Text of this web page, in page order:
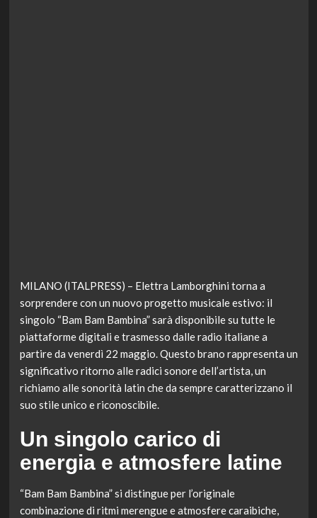
MILANO (ITALPRESS) – Elettra Lamborghini torna a
sorprendere con un nuovo progetto musicale estivo: il
singolo “Bam Bam Bambina” sarà disponibile su tutte le
piattaforme digitali e trasmesso dalle radio italiane a
partire da venerdì 22 maggio. Questo brano rappresenta un
significativo ritorno alle radici sonore dell’artista, un
richiamo alle sonorità latin che da sempre caratterizzano il
suo stile unico e riconoscibile.
Un singolo carico di
energia e atmosfere latine
“Bam Bam Bambina” si distingue per l’originale
combinazione di ritmi merengue e atmosfere caraibiche,